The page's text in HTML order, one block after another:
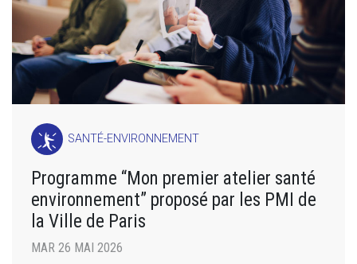
SANTÉ-ENVIRONNEMENT
Programme “Mon premier atelier santé
environnement” proposé par les PMI de
la Ville de Paris
MAR 26 MAI 2026